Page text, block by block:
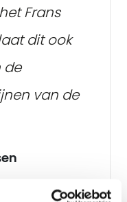
Frans
dit ook
de
van de